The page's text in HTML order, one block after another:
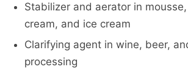
Stabilizer and aerator in
cream, and ice cream
Clarifying agent in wine, beer,
processing